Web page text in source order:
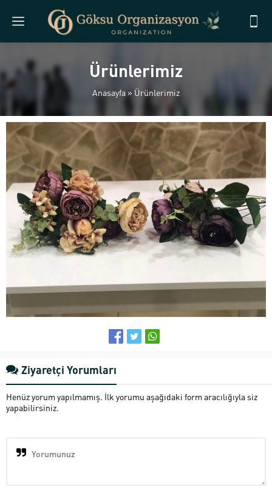
Ürünlerimiz
Anasayfa» Ürünlerimiz
Ziyaretçi Yorumları
Henüz yorum yapılmamış. İlk yorumu aşağıdaki form aracılığıyla siz
yapabilirsiniz.